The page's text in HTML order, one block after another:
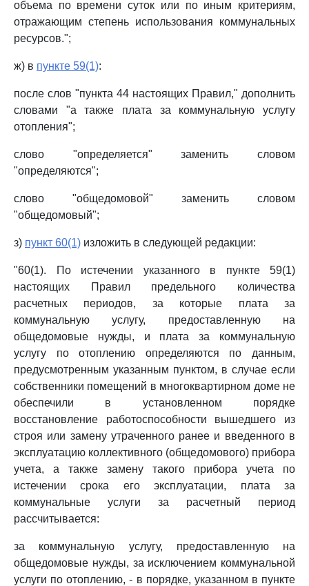
объема по времени суток или по иным критериям,
отражающим степень использования коммунальных
ресурсов.";
ж) в пункте 59(1):
после слов "пункта 44 настоящих Правил," дополнить
словами "а также плата за коммунальную услугу
отопления";
слово "определяется" заменить словом
"определяются";
слово "общедомовой" заменить словом
"общедомовый";
з) пункт 60(1) изложить в следующей редакции:
"60(1). По истечении указанного в пункте 59(1)
настоящих Правил предельного количества
расчетных периодов, за которые плата за
коммунальную услугу, предоставленную на
общедомовые нужды, и плата за коммунальную
услугу по отоплению определяются по данным,
предусмотренным указанным пунктом, в случае если
собственники помещений в многоквартирном доме не
обеспечили в установленном порядке
восстановление работоспособности вышедшего из
строя или замену утраченного ранее и введенного в
эксплуатацию коллективного (общедомового) прибора
учета, а также замену такого прибора учета по
истечении срока его эксплуатации, плата за
коммунальные услуги за расчетный период
рассчитывается:
за коммунальную услугу, предоставленную на
общедомовые нужды, за исключением коммунальной
услуги по отоплению, - в порядке, указанном в пункте